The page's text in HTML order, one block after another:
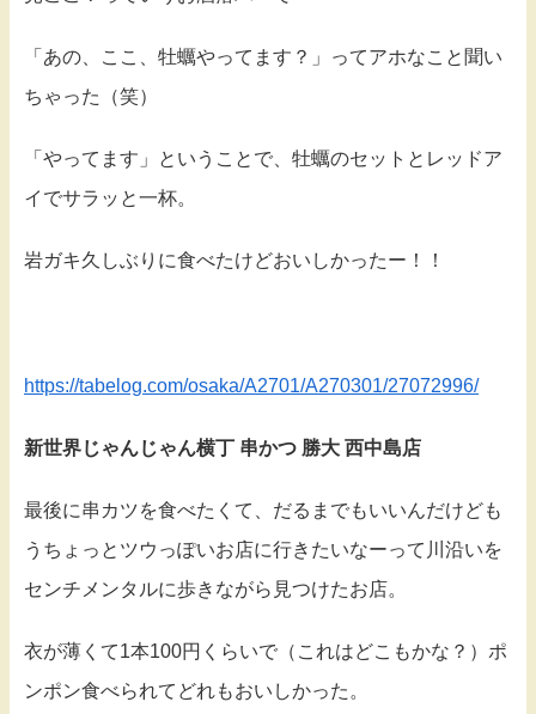
「あの、ここ、牡蠣やってます？」ってアホなこと聞い
ちゃった（笑）
「やってます」ということで、牡蠣のセットとレッドア
イでサラッと一杯。
岩ガキ久しぶりに食べたけどおいしかったー！！
https://tabelog.com/osaka/A2701/A270301/27072996/
新世界じゃんじゃん横丁 串かつ 勝大 西中島店
最後に串カツを食べたくて、だるまでもいいんだけども
うちょっとツウっぽいお店に行きたいなーって川沿いを
センチメンタルに歩きながら見つけたお店。
衣が薄くて1本100円くらいで（これはどこもかな？）ポ
ンポン食べられてどれもおいしかった。